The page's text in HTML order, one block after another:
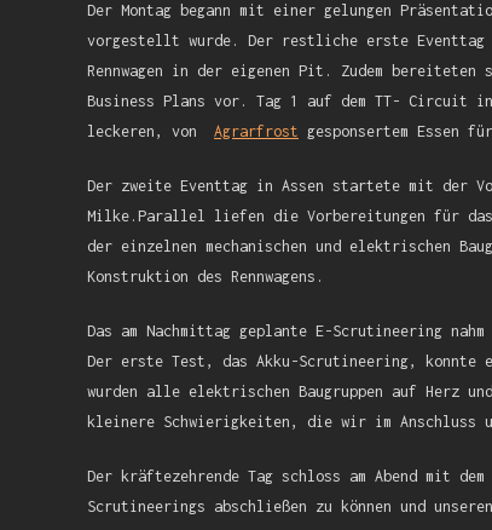
Der Montag begann mit einer gelungen
vorgestellt wurde. Der restliche erste Eventtag
Rennwagen in der eigenen Pit. Zudem
Business Plans vor. Tag 1 auf dem TT- Circuit in
leckeren, von Agrarfrost gesponsertem Essen
Der zweite Eventtag in Assen startete mit der
Milke.Parallel liefen die Vorbereitungen für
der einzelnen mechanischen und elektrischen
Konstruktion des Rennwagens.
Das am Nachmittag geplante E-Scrutineering
Der erste Test, das Akku-Scrutineering,
wurden alle elektrischen Baugruppen auf Herz
kleinere Schwierigkeiten, die wir im Anschluss
Der kräftezehrende Tag schloss am Abend mit
Scrutineerings abschließen zu können und